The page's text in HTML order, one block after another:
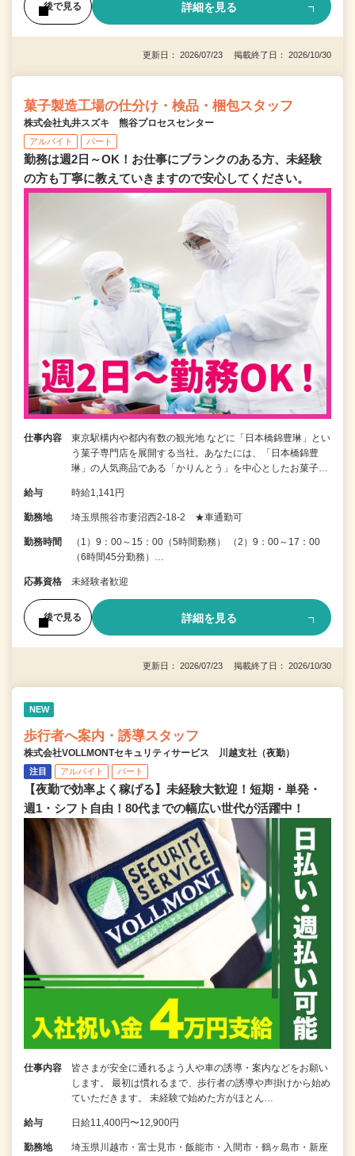
後で見る 詳細を見る
更新日： 2026/07/23 掲載終了日： 2026/10/30
菓子製造工場の仕分け・検品・梱包スタッフ
株式会社丸井スズキ 熊谷プロセスセンター
アルバイト パート
勤務は週2日～OK！お仕事にブランクのある方、未経験
の方も丁寧に教えていきますので安心してください。
仕事内容
東京駅構内や都内有数の観光地 などに「日本橋錦豊琳」とい
う菓子専門店を展開する当社。あなたには、「日本橋錦豊
琳」の人気商品である「かりんとう」を中心としたお菓子…
給与 時給1,141円
勤務地 埼玉県熊谷市妻沼西2-18-2 ★車通勤可
勤務時間
（1）9：00～15：00（5時間勤務） （2）9：00～17：00
（6時間45分勤務）…
応募資格 未経験者歓迎
後で見る 詳細を見る
更新日： 2026/07/23 掲載終了日： 2026/10/30
NEW
歩行者へ案内・誘導スタッフ
株式会社VOLLMONTセキュリティサービス 川越支社（夜勤）
注目 アルバイト パート
【夜勤で効率よく稼げる】未経験大歓迎！短期・単発・
週1・シフト自由！80代までの幅広い世代が活躍中！
仕事内容
皆さまが安全に通れるよう人や車の誘導・案内などをお願い
します。 最初は慣れるまで、歩行者の誘導や声掛けから始め
ていただきます。 未経験で始めた方がほとん…
給与 日給11,400円〜12,900円
勤務地 埼玉県川越市・富士見市・飯能市・入間市・鶴ヶ島市・新座